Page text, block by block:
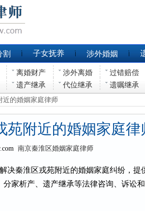
割 子女抚养 涉外婚姻
离婚财产 涉外离婚 过错赔偿
遗产继承 代位继承 遗嘱继承
近的婚姻家庭律师
苑附近的婚姻家庭律
南京秦淮区婚姻家庭律师
决秦淮区戎苑附近的婚姻家庭纠纷，提
家析产、遗产继承等法律咨询、诉讼